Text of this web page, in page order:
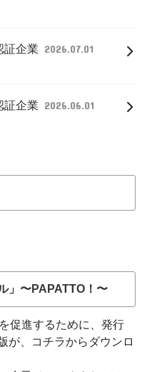
証企業 2026.07.01
証企業 2026.06.01
」〜PAPATTO！〜
促進するために、発行
が、コチラからダウンロ